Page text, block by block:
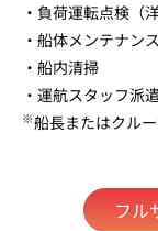
・負荷運転点検（
・船体メンテナンス
・船内清掃
・運航スタッフ派
※船長またはクル
フル